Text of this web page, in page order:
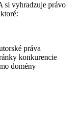
si vyhradzuje právo
práva
konkurencie
domény